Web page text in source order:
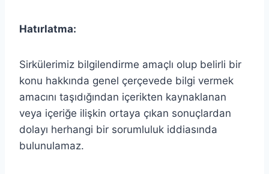
Hatırlatma:
Sirkülerimiz bilgilendirme amaçlı olup belirli bir
konu hakkında genel çerçevede bilgi vermek
amacını taşıdığından içerikten kaynaklanan
veya içeriğe ilişkin ortaya çıkan sonuçlardan
dolayı herhangi bir sorumluluk iddiasında
bulunulamaz.